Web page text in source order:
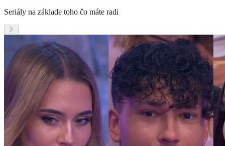
Seriály na základe toho čo máte radi